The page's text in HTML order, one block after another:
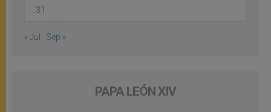
31
« Jul Sep »
PAPA LEÓN XIV